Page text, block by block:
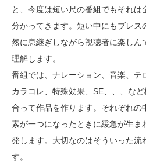
と、今度は短い尺の番組でもそれ
分かってきます。短い中にもブレス
然に息継ぎしながら視聴者に楽しん
理解します。
番組では、ナレーション、音楽、テ
カラコレ、特殊効果、SE、、、な
合って作品を作ります。それぞれの
素が一つになったときに緩急が生ま
発します。大切なのはそういった流
す。